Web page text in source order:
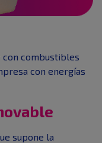
con combustibles
con energías
supone la